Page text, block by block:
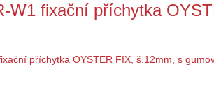
W1 fixační příchytka